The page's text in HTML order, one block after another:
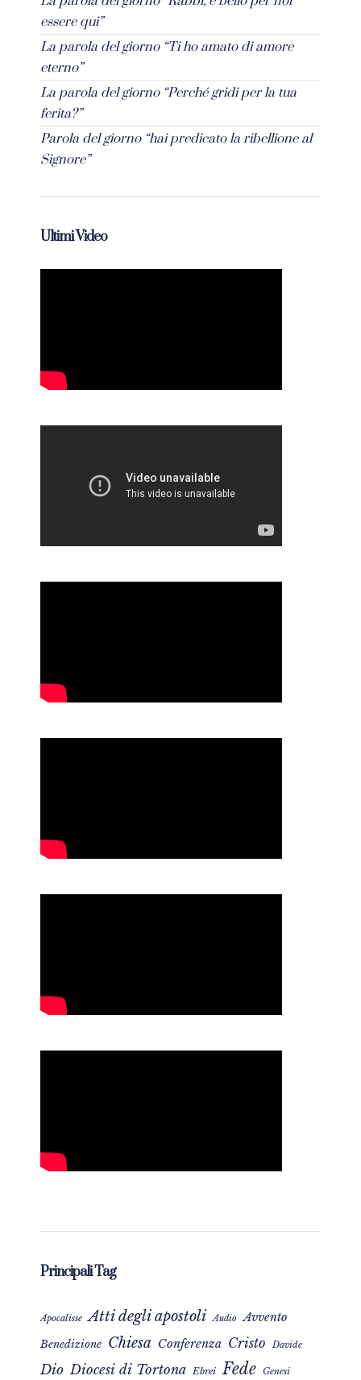
essere qui”
La parola del giorno “Ti ho amato di amore
eterno”
La parola del giorno “Perché gridi per la tua
ferita?”
Parola del giorno “hai predicato la ribellione al
Signore”
Ultimi Video
Principali Tag
Apocalisse Atti degli apostoli Audio Avvento
Benedizione Chiesa Conferenza Cristo Davide
Dio Diocesi di Tortona Ebrei Fede Genesi